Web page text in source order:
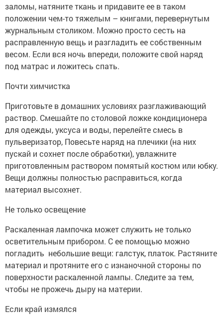
заломы, натяните ткань и придавите ее в таком
положении чем-то тяжелым – книгами, перевернутым
журнальным столиком. Можно просто сесть на
расправленную вещь и разгладить ее собственным
весом. Если вся ночь впереди, положите свой наряд
под матрас и ложитесь спать.
Почти химчистка
Приготовьте в домашних условиях разглаживающий
раствор. Смешайте по столовой ложке кондиционера
для одежды, уксуса и воды, перелейте смесь в
пульверизатор, Повесьте наряд на плечики (на них
пускай и сохнет после обработки), увлажните
приготовленным раствором помятый костюм или юбку.
Вещи должны полностью расправиться, когда
материал высохнет.
Не только освещение
Раскаленная лампочка может служить не только
осветительным прибором. С ее помощью можно
погладить небольшие вещи: галстук, платок. Растяните
материал и протяните его с изнаночной стороны по
поверхности раскаленной лампы. Следите за тем,
чтобы не прожечь дыру на материи.
Если край измялся